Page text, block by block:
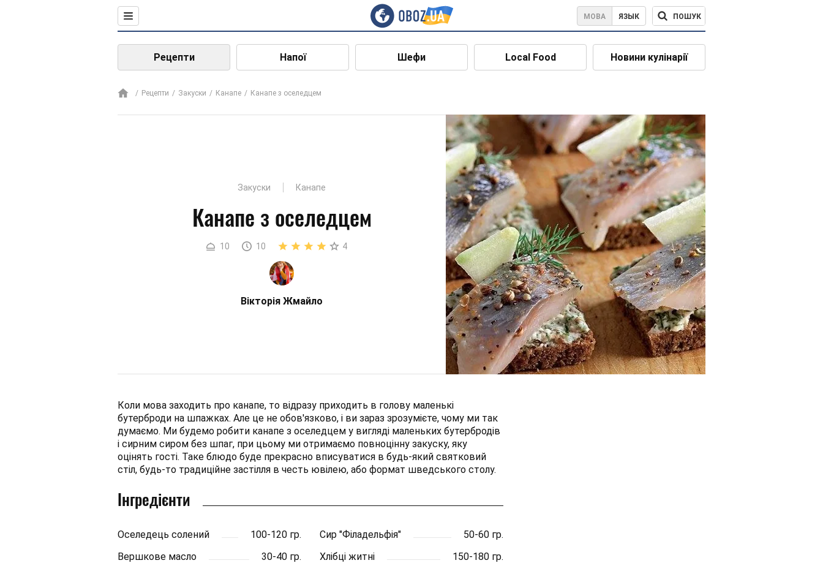
МОВА ЯЗЫК ПОШУК
Рецепти Напої Шефи Local Food Новини кулінарії
Рецепти Закуски Канапе Канапе з оселедцем
Закуски Канапе
Канапе з оселедцем
10 10 4
Вікторія Жмайло
Коли мова заходить про канапе, то відразу приходить в голову маленькі
бутерброди на шпажках. Але це не обов'язково, і ви зараз зрозумієте, чому ми так
думаємо. Ми будемо робити канапе з оселедцем у вигляді маленьких бутербродів
і сирним сиром без шпаг, при цьому ми отримаємо повноцінну закуску, яку
оцінять гості. Таке блюдо буде прекрасно вписуватися в будь-який святковий
стіл, будь-то традиційне застілля в честь ювілею, або формат шведського столу.
Інгредієнти
Оселедець солений 100-120 гр. Сир "Філадельфія"
50-60 гр.
Вершкове масло
30-40 гр. Хлібці житні
150-180 гр.